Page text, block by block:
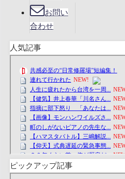
お問い
合わせ
人気記事
ピックアップ記事